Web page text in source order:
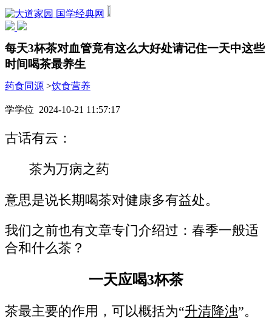
国学经典网
每天3杯茶对血管竟有这么大好处请记住一天中这些
时间喝茶最养生
药食同源 >饮食营养
学学位 2024-10-21 11:57:17
古话有云：
茶为万病之药
意思是说长期喝茶对健康多有益处。
我们之前也有文章专门介绍过：春季一般适
合和什么茶？
一天应喝3杯茶
茶最主要的作用，可以概括为“升清降浊”。